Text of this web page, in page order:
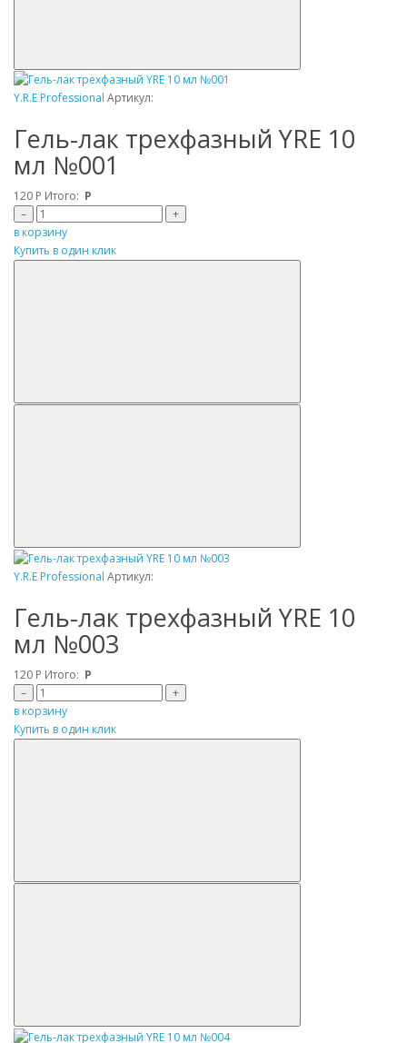
Y.R.E Professional Артикул:
Гель-лак трехфазный YRE 10
мл №001
120 Р Итого: Р
–
+
в корзину
Купить в один клик
Y.R.E Professional Артикул:
Гель-лак трехфазный YRE 10
мл №003
120 Р Итого: Р
–
+
в корзину
Купить в один клик